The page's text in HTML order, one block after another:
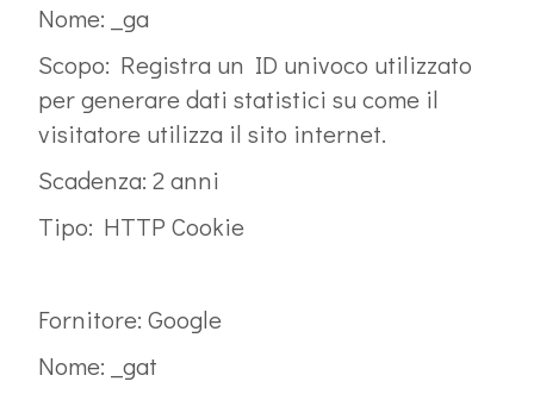
Nome: _ga
Scopo: Registra un ID univoco utilizzato
per generare dati statistici su come il
visitatore utilizza il sito internet.
Scadenza: 2 anni
Tipo: HTTP Cookie
Fornitore: Google
Nome: _gat